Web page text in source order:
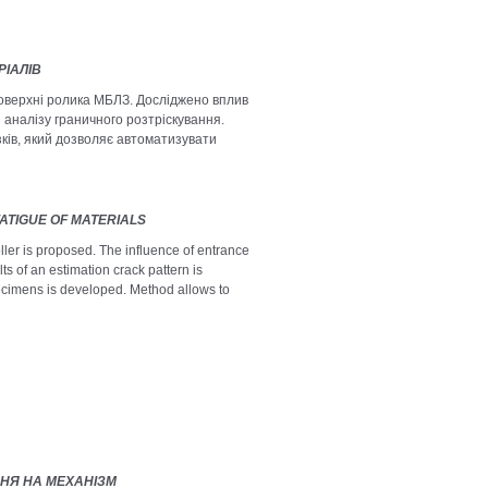
ролика МБЛЗ. Досліджено вплив
граничного розтріскування.
який дозволяє автоматизувати
OF MATERIALS
is proposed. The influence of entrance
of an estimation crack pattern is
is developed. Method allows to
НА МЕХАНІЗМ